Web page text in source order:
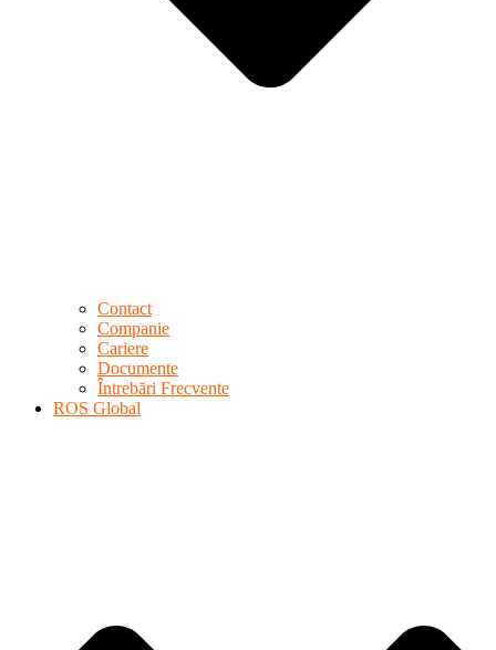
Contact
Companie
Cariere
Documente
Întrebări Frecvente
ROS Global